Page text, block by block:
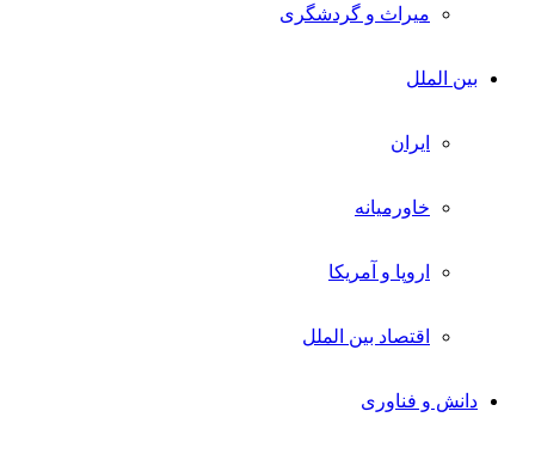
میراث و گردشگری
بین الملل
ایران
خاورمیانه
اروپا و آمریکا
اقتصاد بین الملل
دانش و فناوری